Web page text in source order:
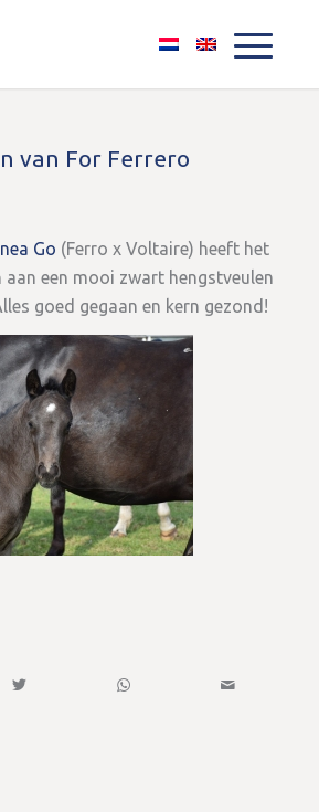
van For Ferrero
Go (Ferro x Voltaire) heeft het
aan een mooi zwart hengstveulen
goed gegaan en kern gezond!